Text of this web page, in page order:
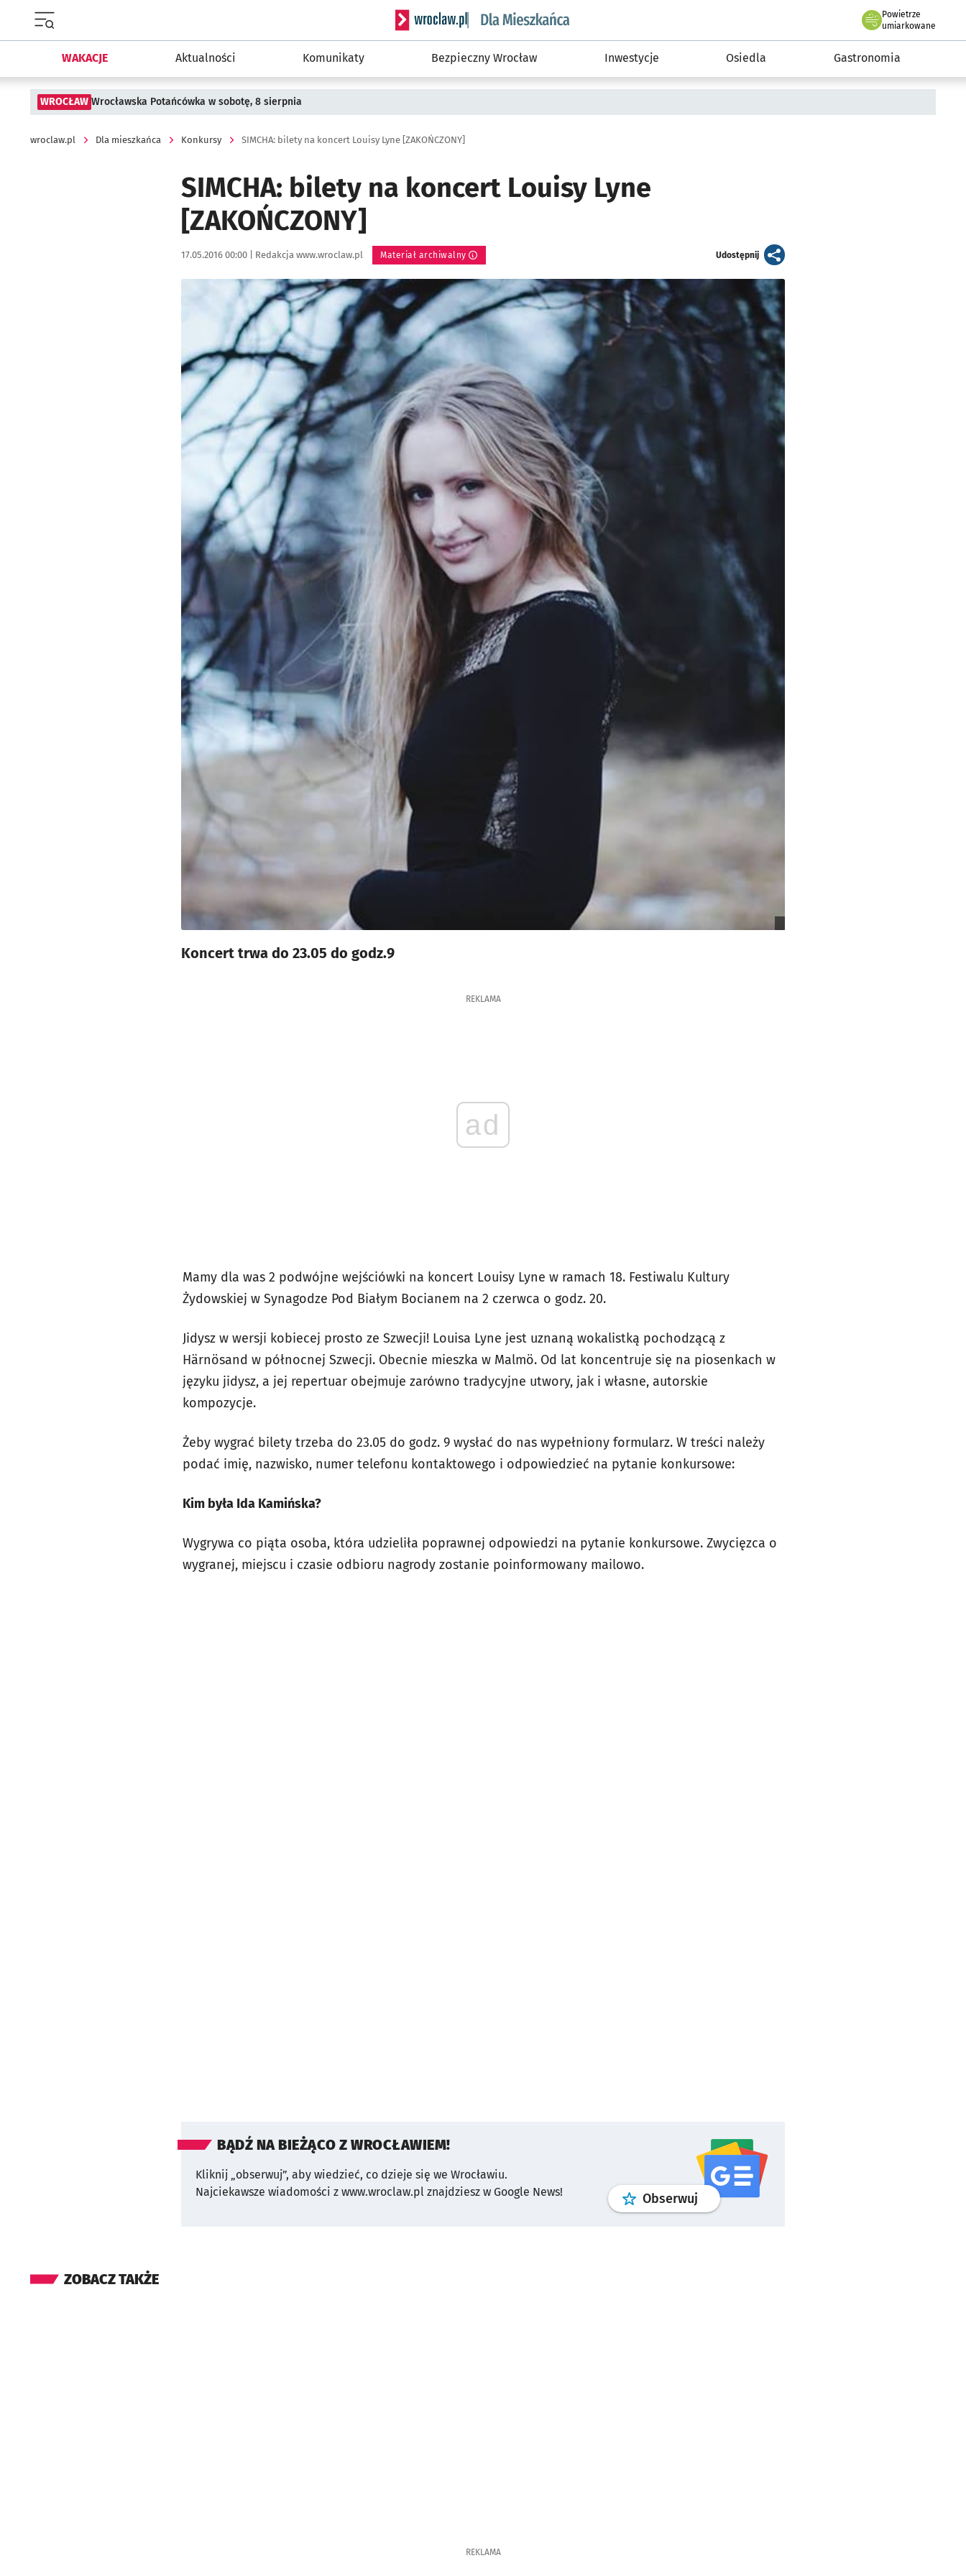
Serwis informacyjny wroclaw.pl podserwis: Dla mieszkańca
Powietrze
we Wrocławiu
umiarkowane
WAKACJE Aktualności Komunikaty Bezpieczny Wrocław Inwestycje Osiedla Gastronomia
WROCŁAW Wrocławska Potańcówka w sobotę, 8 sierpnia
wroclaw.pl Dla mieszkańca Konkursy SIMCHA: bilety na koncert Louisy Lyne [ZAKOŃCZONY]
SIMCHA: bilety na koncert Louisy Lyne
[ZAKOŃCZONY]
Data publikacji:
17.05.2016 00:00 | Autor:
Redakcja www.wroclaw.pl Materiał archiwalny Udostępnijartykuł
Kliknij, aby powiększyć
Koncert trwa do 23.05 do godz.9
REKLAMA
ad
Mamy dla was 2 podwójne wejściówki na koncert Louisy Lyne w ramach 18. Festiwalu Kultury
Żydowskiej w Synagodze Pod Białym Bocianem na 2 czerwca o godz. 20.
Jidysz w wersji kobiecej prosto ze Szwecji! Louisa Lyne jest uznaną wokalistką pochodzącą z
Härnösand w północnej Szwecji. Obecnie mieszka w Malmö. Od lat koncentruje się na piosenkach w
języku jidysz, a jej repertuar obejmuje zarówno tradycyjne utwory, jak i własne, autorskie
kompozycje.
Żeby wygrać bilety trzeba do 23.05 do godz. 9 wysłać do nas wypełniony formularz. W treści należy
podać imię, nazwisko, numer telefonu kontaktowego i odpowiedzieć na pytanie konkursowe:
Kim była Ida Kamińska?
Wygrywa co piąta osoba, która udzieliła poprawnej odpowiedzi na pytanie konkursowe. Zwycięzca o
wygranej, miejscu i czasie odbioru nagrody zostanie poinformowany mailowo.
BĄDŹ NA BIEŻĄCO Z WROCŁAWIEM!
Kliknij „obserwuj”, aby wiedzieć, co dzieje się we Wrocławiu.
Najciekawsze wiadomości z www.wroclaw.pl znajdziesz w Google News!
Obserwuj profilgoogle news
ZOBACZ TAKŻE
REKLAMA